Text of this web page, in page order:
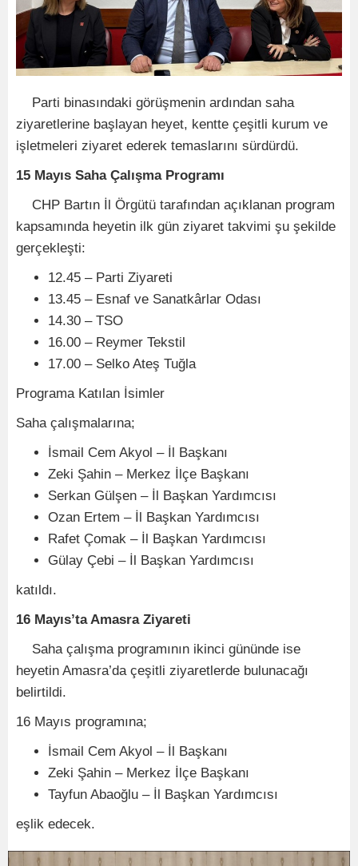
Parti binasındaki görüşmenin ardından saha
ziyaretlerine başlayan heyet, kentte çeşitli kurum ve
işletmeleri ziyaret ederek temaslarını sürdürdü.
15 Mayıs Saha Çalışma Programı
CHP Bartın İl Örgütü tarafından açıklanan program
kapsamında heyetin ilk gün ziyaret takvimi şu şekilde
gerçekleşti:
12.45 – Parti Ziyareti
13.45 – Esnaf ve Sanatkârlar Odası
14.30 – TSO
16.00 – Reymer Tekstil
17.00 – Selko Ateş Tuğla
Programa Katılan İsimler
Saha çalışmalarına;
İsmail Cem Akyol – İl Başkanı
Zeki Şahin – Merkez İlçe Başkanı
Serkan Gülşen – İl Başkan Yardımcısı
Ozan Ertem – İl Başkan Yardımcısı
Rafet Çomak – İl Başkan Yardımcısı
Gülay Çebi – İl Başkan Yardımcısı
katıldı.
16 Mayıs’ta Amasra Ziyareti
Saha çalışma programının ikinci gününde ise
heyetin Amasra’da çeşitli ziyaretlerde bulunacağı
belirtildi.
16 Mayıs programına;
İsmail Cem Akyol – İl Başkanı
Zeki Şahin – Merkez İlçe Başkanı
Tayfun Abaoğlu – İl Başkan Yardımcısı
eşlik edecek.